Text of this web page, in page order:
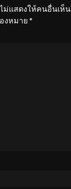
ม่แสดงให้คนอื่นเห็น
งหมาย *